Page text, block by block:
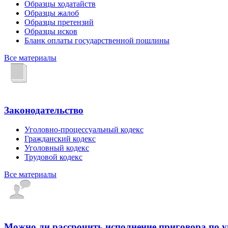
Образцы ходатайств
Образцы жалоб
Образцы претензий
Образцы исков
Бланк оплаты государственной пошлины
Все материалы
Законодательство
Уголовно-процессуальный кодекс
Гражданский кодекс
Уголовный кодекс
Трудовой кодекс
Все материалы